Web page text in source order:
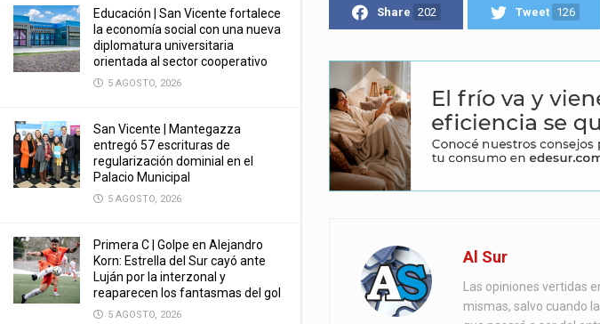
Educación | San Vicente fortalece
la economía social con una nueva
diplomatura universitaria
orientada al sector cooperativo
5 AGOSTO, 2026
San Vicente | Mantegazza
entregó 57 escrituras de
regularización dominial en el
Palacio Municipal
5 AGOSTO, 2026
Primera C | Golpe en Alejandro
Korn: Estrella del Sur cayó ante
Luján por la interzonal y
reaparecen los fantasmas del gol
5 AGOSTO, 2026
Share 202 Tweet 126
Al Sur
Las opiniones vertidas
mismas, salvo cuando